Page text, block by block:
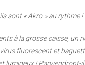
sont « Akro » au rythme !
à la grosse caisse, un
fluorescent et